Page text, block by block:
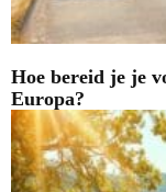
Hoe bereid je je
Europa?